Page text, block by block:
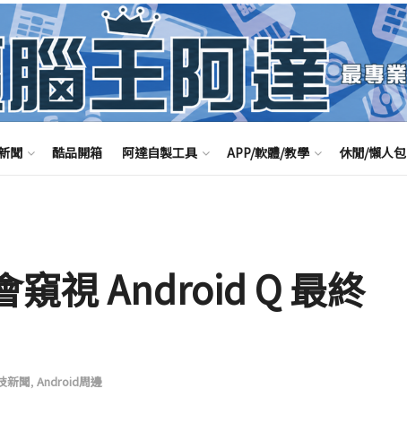
聞 酷品開箱 阿達自製工具 APP/軟體/教學 休閒/懶人包
窺視 Android Q 最終
新聞, Android周邊